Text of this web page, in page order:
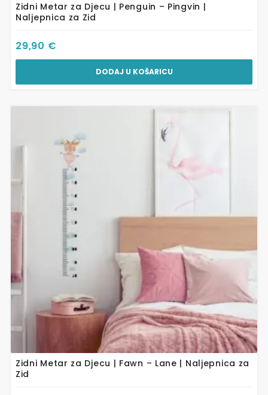
Zidni Metar za Djecu | Penguin – Pingvin |
Naljepnica za Zid
29,90 €
DODAJ U KOŠARICU
Zidni Metar za Djecu | Fawn – Lane | Naljepnica za
Zid